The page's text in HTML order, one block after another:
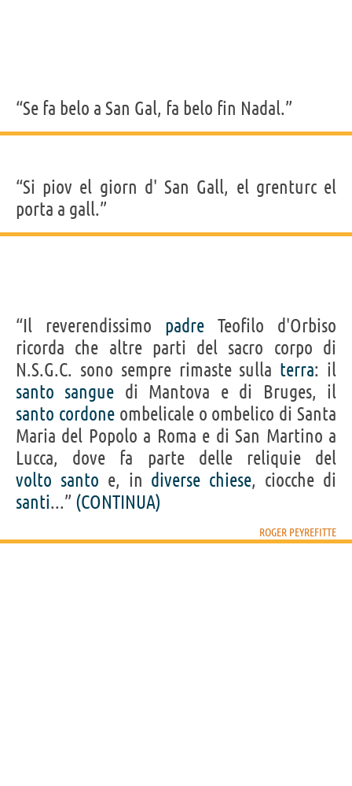
“Se fa belo a San Gal, fa belo fin Nadal.”
“Si piov el giorn d' San Gall, el grenturc el
porta a gall.”
“Il reverendissimo padre Teofilo d'Orbiso
ricorda che altre parti del sacro corpo di
N.S.G.C. sono sempre rimaste sulla terra: il
santo sangue di Mantova e di Bruges, il
santo cordoneombelicale o ombelico di Santa
Maria del Popolo a Roma e di San Martino a
Lucca, dove fa parte delle reliquie del
volto santo e, in diverse chiese, ciocche di
santi...” (CONTINUA)
ROGER PEYREFITTE